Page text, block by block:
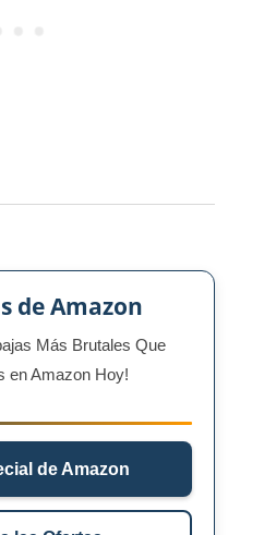
de Amazon
Más Brutales Que
en Amazon Hoy!
de Amazon